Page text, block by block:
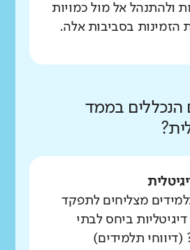
ולהתנהל אל מול כמויות
הזמינות בסביבות אלה.
בממד
מצליחים לתפקד
ביחס לבתי
תלמידים)